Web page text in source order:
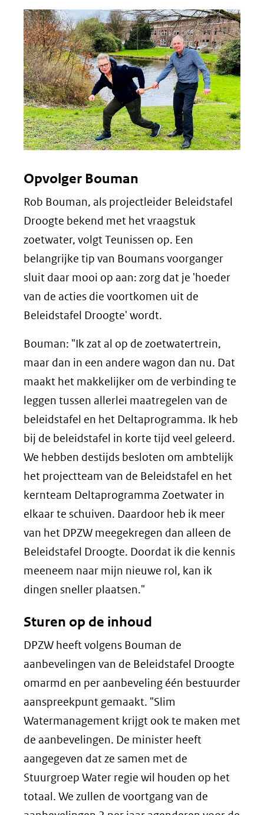
Opvolger Bouman
Rob Bouman, als projectleider Beleidstafel
Droogte bekend met het vraagstuk
zoetwater, volgt Teunissen op. Een
belangrijke tip van Boumans voorganger
sluit daar mooi op aan: zorg dat je 'hoeder
van de acties die voortkomen uit de
Beleidstafel Droogte' wordt.
Bouman: "Ik zat al op de zoetwatertrein,
maar dan in een andere wagon dan nu. Dat
maakt het makkelijker om de verbinding te
leggen tussen allerlei maatregelen van de
beleidstafel en het Deltaprogramma. Ik heb
bij de beleidstafel in korte tijd veel geleerd.
We hebben destijds besloten om ambtelijk
het projectteam van de Beleidstafel en het
kernteam Deltaprogramma Zoetwater in
elkaar te schuiven. Daardoor heb ik meer
van het DPZW meegekregen dan alleen de
Beleidstafel Droogte. Doordat ik die kennis
meeneem naar mijn nieuwe rol, kan ik
dingen sneller plaatsen."
Sturen op de inhoud
DPZW heeft volgens Bouman de
aanbevelingen van de Beleidstafel Droogte
omarmd en per aanbeveling één bestuurder
aanspreekpunt gemaakt. "Slim
Watermanagement krijgt ook te maken met
de aanbevelingen. De minister heeft
aangegeven dat ze samen met de
Stuurgroep Water regie wil houden op het
totaal. We zullen de voortgang van de